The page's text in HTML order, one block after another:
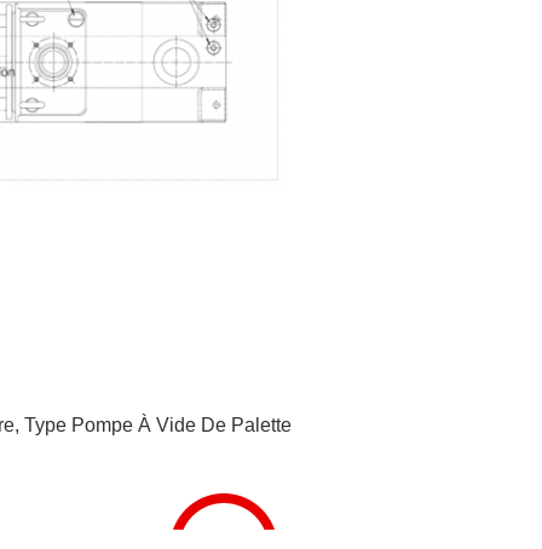
, Type Pompe À Vide De Palette